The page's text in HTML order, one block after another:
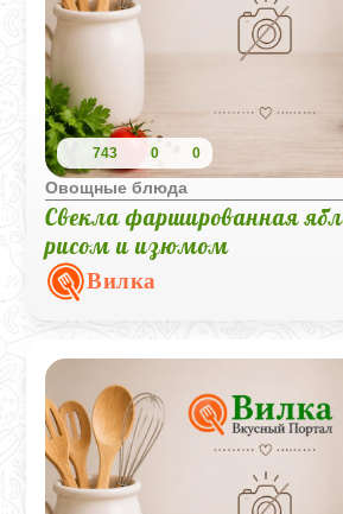
743 0 0
Овощные блюда
Свекла фаршированная
рисом и изюмом
Вилка